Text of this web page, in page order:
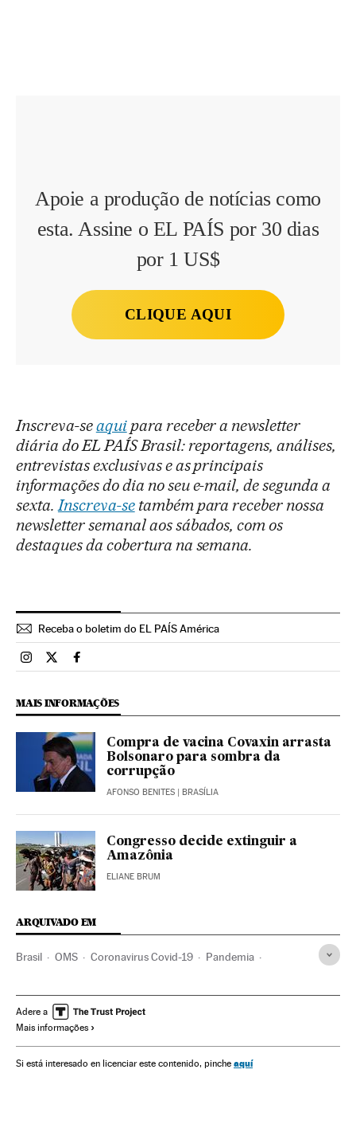
Apoie a produção de notícias como
esta. Assine o EL PAÍS por 30 dias
por 1 US$
CLIQUE AQUI
Inscreva-seaquipara receber a newsletter
diária do EL PAÍS Brasil: reportagens, análises,
entrevistas exclusivas e as principais
informações do dia no seu e-mail, de segunda a
sexta.Inscreva-setambém para receber nossa
newsletter semanal aos sábados, com os
destaques da cobertura na semana.
Receba o boletim do EL PAÍS América
Brasil El País Brasil en Instagram
Brasil El País Brasil en Twitter
Brasil El País Brasil en Facebook
MAIS INFORMAÇÕES
Compra de vacina Covaxin arrasta
Bolsonaro para sombra da
corrupção
AFONSO BENITES | BRASÍLIA
Congresso decide extinguir a
Amazônia
ELIANE BRUM
ARQUIVADO EM
Brasil OMS Coronavirus Covid-19 Pandemia
Ministério Saúde Vacinas
Jair Bolsonaro
Ministério Público Federal
Adere a
Mais informações
Si está interesado en licenciar este contenido, pinche aquí